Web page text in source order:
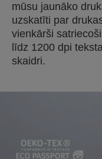
mūsu jaunāko
uzskatīti par
vienkārši
līdz 1200 dpi
skaidri.